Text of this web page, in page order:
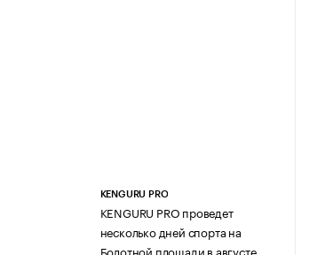
KENGURU PRO
KENGURU PRO проведет
несколько дней спорта на
Болотной площади в августе